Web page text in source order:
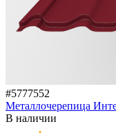
#5777552
Металлочерепица
В наличии